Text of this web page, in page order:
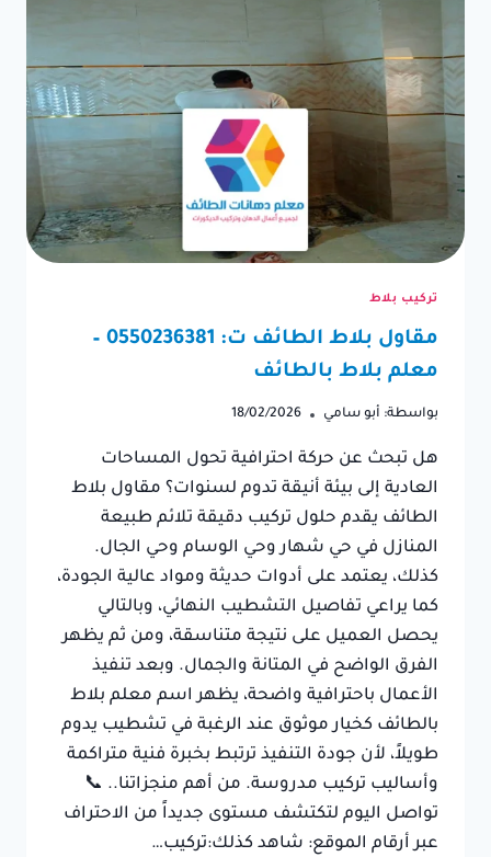
تركيب بلاط
مقاول بلاط الطائف ت: 0550236381 –
معلم بلاط بالطائف
بواسطة: أبو سامي 18/02/2026
هل تبحث عن حركة احترافية تحول المساحات
العادية إلى بيئة أنيقة تدوم لسنوات؟ مقاول بلاط
الطائف يقدم حلول تركيب دقيقة تلائم طبيعة
المنازل في حي شهار وحي الوسام وحي الجال.
كذلك، يعتمد على أدوات حديثة ومواد عالية الجودة،
كما يراعي تفاصيل التشطيب النهائي، وبالتالي
يحصل العميل على نتيجة متناسقة، ومن ثم يظهر
الفرق الواضح في المتانة والجمال. وبعد تنفيذ
الأعمال باحترافية واضحة، يظهر اسم معلم بلاط
بالطائف كخيار موثوق عند الرغبة في تشطيب يدوم
طويلاً، لأن جودة التنفيذ ترتبط بخبرة فنية متراكمة
وأساليب تركيب مدروسة. من أهم منجزاتنا.. 📞
تواصل اليوم لتكتشف مستوى جديداً من الاحتراف
عبر أرقام الموقع: شاهد كذلك:تركيب…